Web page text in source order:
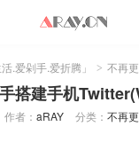
.爱剁手.爱折腾」 > 不再
搭建手机
作者： aRAY 分类： 不再